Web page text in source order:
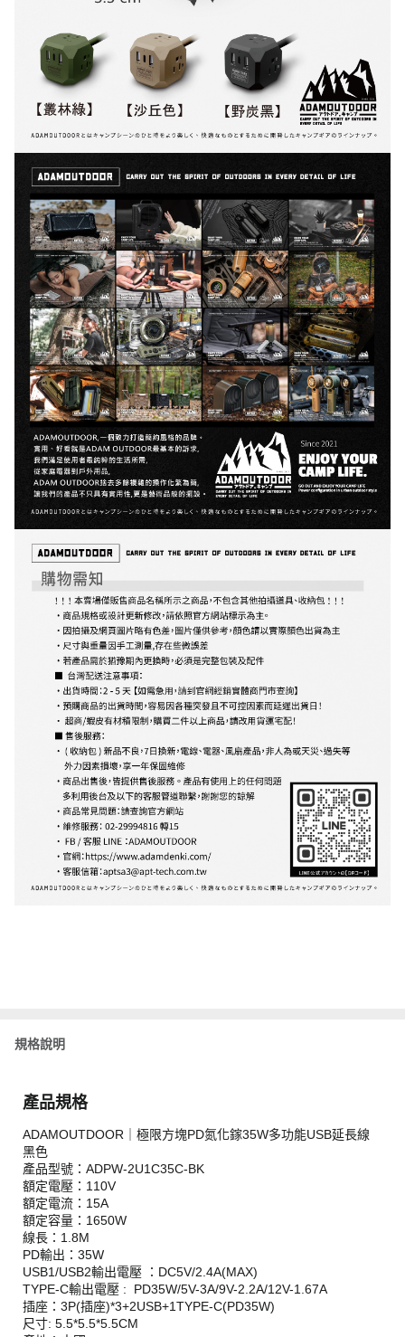
規格說明
產品規格
ADAMOUTDOOR｜極限方塊PD氮化鎵35W多功能USB延長線
黑色
產品型號：ADPW-2U1C35C-BK
額定電壓：110V
額定電流：15A
額定容量：1650W
線長：1.8M
PD輸出：35W
USB1/USB2輸出電壓 ：DC5V/2.4A(MAX)
TYPE-C輸出電壓 : PD35W/5V-3A/9V-2.2A/12V-1.67A
插座：3P(插座)*3+2USB+1TYPE-C(PD35W)
尺寸: 5.5*5.5*5.5CM